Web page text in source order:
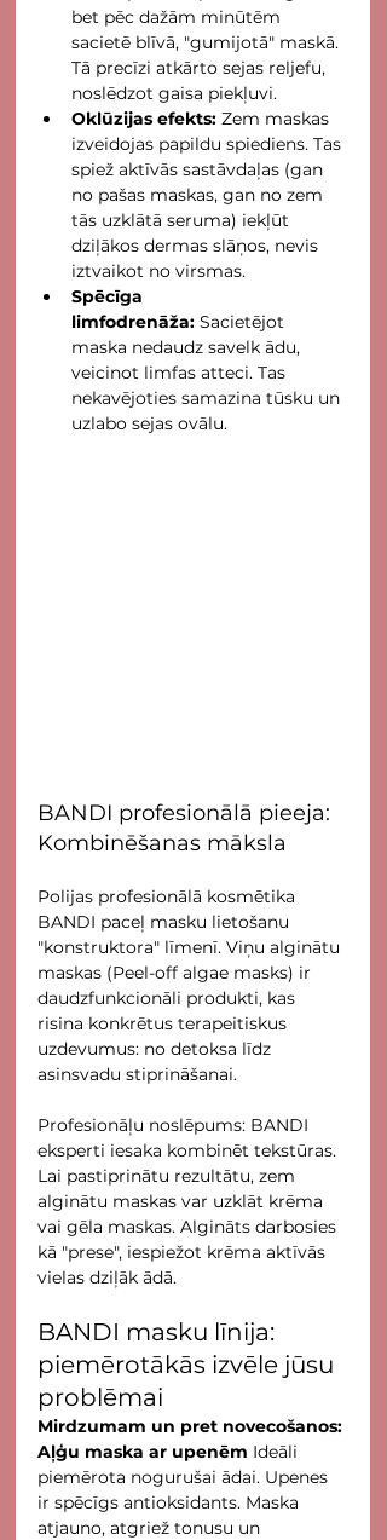
bet pēc dažām minūtēm
sacietē blīvā, "gumijotā" maskā.
Tā precīzi atkārto sejas reljefu,
noslēdzot gaisa piekļuvi.
Oklūzijas efekts: Zem maskas
izveidojas papildu spiediens. Tas
spiež aktīvās sastāvdaļas (gan
no pašas maskas, gan no zem
tās uzklātā seruma) iekļūt
dziļākos dermas slāņos, nevis
iztvaikot no virsmas.
Spēcīga
limfodrenāža: Sacietējot
maska nedaudz savelk ādu,
veicinot limfas atteci. Tas
nekavējoties samazina tūsku un
uzlabo sejas ovālu.
BANDI profesionālā pieeja:
Kombinēšanas māksla
Polijas profesionālā kosmētika
BANDI paceļ masku lietošanu
"konstruktora" līmenī. Viņu alginātu
maskas (Peel-off algae masks) ir
daudzfunkcionāli produkti, kas
risina konkrētus terapeitiskus
uzdevumus: no detoksa līdz
asinsvadu stiprināšanai.
Profesionāļu noslēpums: BANDI
eksperti iesaka kombinēt tekstūras.
Lai pastiprinātu rezultātu, zem
alginātu maskas var uzklāt krēma
vai gēla maskas. Algināts darbosies
kā "prese", iespiežot krēma aktīvās
vielas dziļāk ādā.
BANDI masku līnija:
piemērotākās izvēle jūsu
problēmai
Mirdzumam un pret novecošanos:
Aļģu maska ar upenēm Ideāli
piemērota nogurušai ādai. Upenes
ir spēcīgs antioksidants. Maska
atjauno, atgriež tonusu un